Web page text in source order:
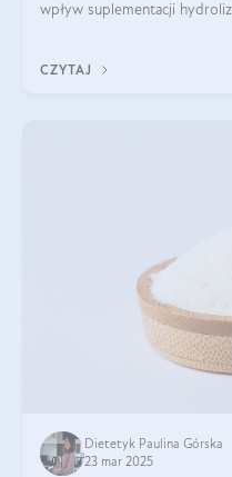
wpływ suplementacji
CZYTAJ
Dietetyk Paulina Górska
23 mar 2025